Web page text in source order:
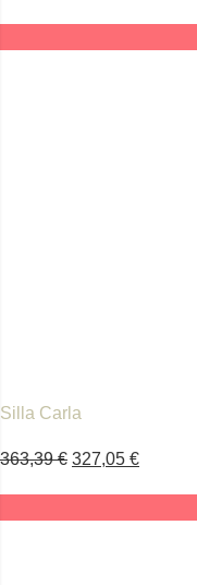
Silla Carla
363,39€ 327,05 €